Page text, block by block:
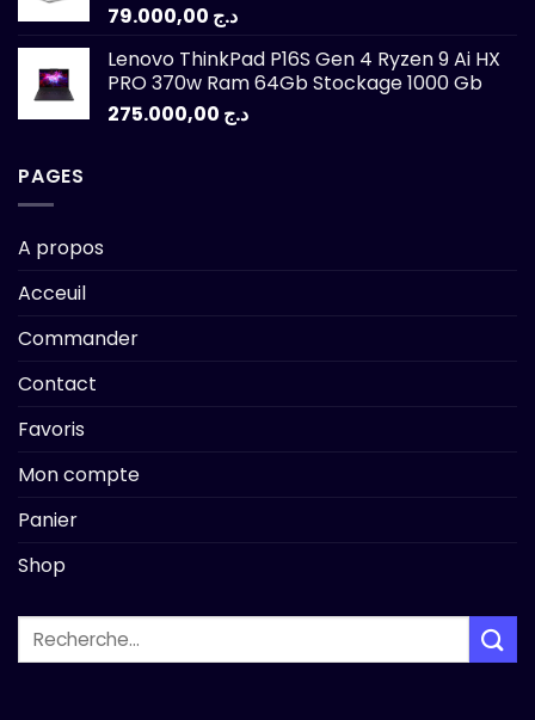
د.ج
Lenovo ThinkPad P16S Gen 4 Ryzen 9 Ai HX
PRO 370w Ram 64Gb Stockage 1000 Gb
د.ج
PAGES
A propos
Acceuil
Commander
Contact
Favoris
Mon compte
Panier
Shop
Recherche
pour :